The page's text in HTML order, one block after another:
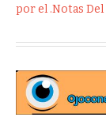
por el .Notas